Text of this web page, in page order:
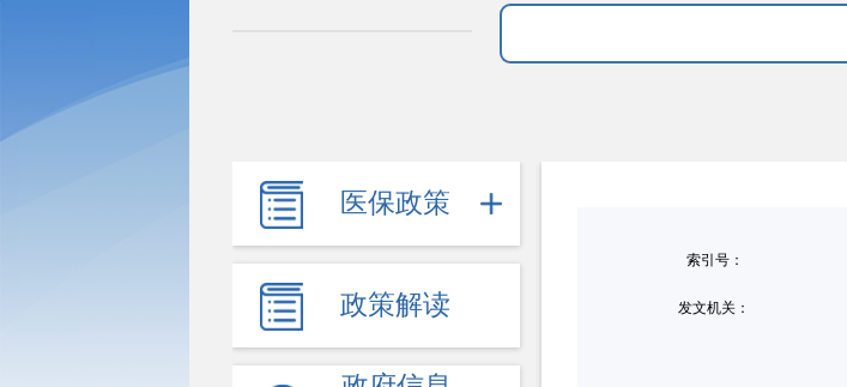
医保政策
政策解读
索引号：
发文机关：